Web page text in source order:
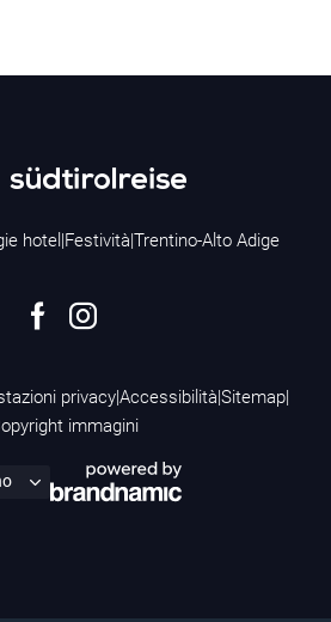
hotel Festività Trentino-Alto Adige
privacy|Accessibilità Sitemap|
immagini